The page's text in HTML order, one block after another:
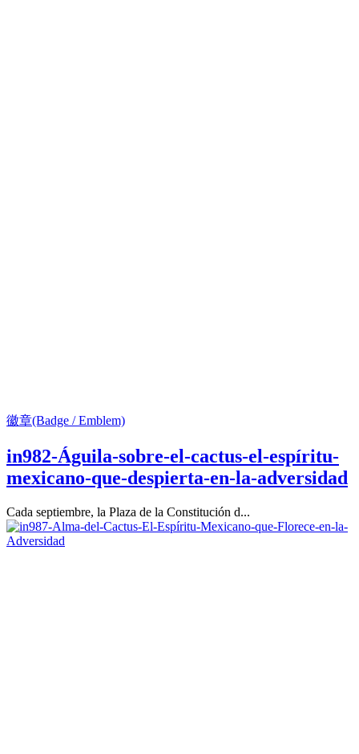
徽章(Badge / Emblem)
in982-Águila-sobre-el-cactus-el-espíritu-
mexicano-que-despierta-en-la-adversidad
Cada septiembre, la Plaza de la Constitución d...